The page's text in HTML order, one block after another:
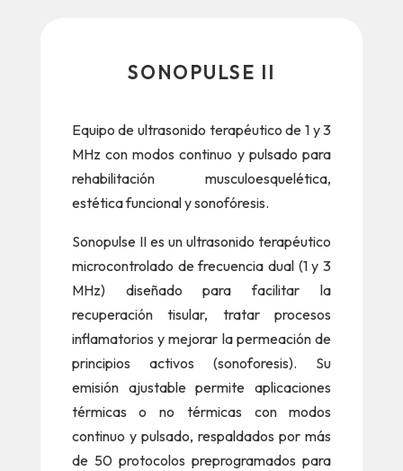
SONOPULSE II
Equipo de ultrasonido terapéutico de 1 y 3
MHz con modos continuo y pulsado para
rehabilitación musculoesquelética,
estética funcional y sonofóresis.
Sonopulse II es un ultrasonido terapéutico
microcontrolado de frecuencia dual (1 y 3
MHz) diseñado para facilitar la
recuperación tisular, tratar procesos
inflamatorios y mejorar la permeación de
principios activos (sonoforesis). Su
emisión ajustable permite aplicaciones
térmicas o no térmicas con modos
continuo y pulsado, respaldados por más
de 50 protocolos preprogramados para